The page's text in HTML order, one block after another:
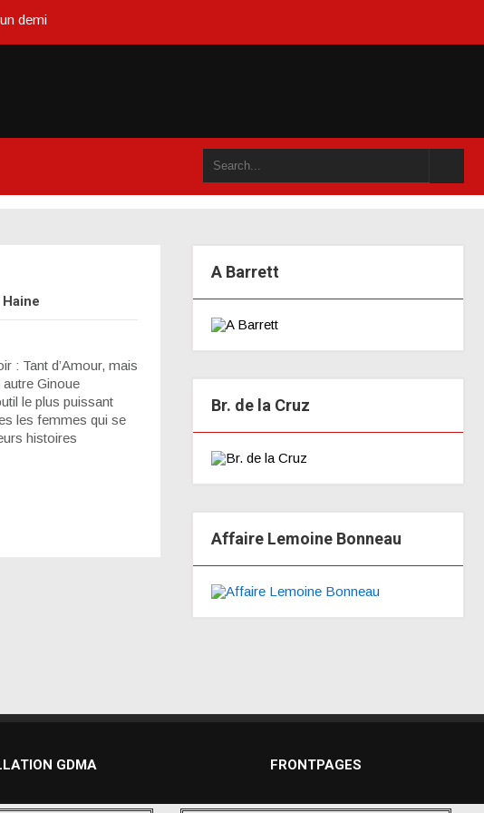
siècle ou dans un an accompli (juillet 2021)
: Tant d’Amour, mais
Ginoue
le plus puissant
les femmes qui se
histoires
A Barrett
Br. de la Cruz
Affaire Lemoine Bonneau
GDMA FRONTPAGES